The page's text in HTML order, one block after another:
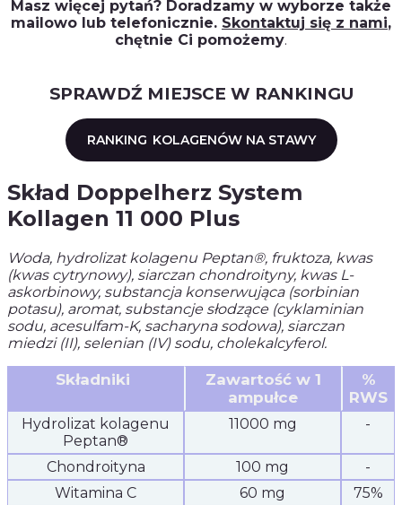
Masz więcej pytań? Doradzamy w wyborze także
mailowo lub telefonicznie. Skontaktuj się z nami,
chętnie Ci pomożemy.
SPRAWDŹ MIEJSCE W RANKINGU
RANKING KOLAGENÓW NA STAWY
Skład Doppelherz System
Kollagen 11 000 Plus
Woda, hydrolizat kolagenu Peptan®, fruktoza, kwas
(kwas cytrynowy), siarczan chondroityny, kwas L-
askorbinowy, substancja konserwująca (sorbinian
potasu), aromat, substancje słodzące (cyklaminian
sodu, acesulfam-K, sacharyna sodowa), siarczan
miedzi (II), selenian (IV) sodu, cholekalcyferol.
Składniki
Zawartość w 1
ampułce
%
RWS
Hydrolizat kolagenu
Peptan®
11000 mg -
Chondroityna 100 mg
-
Witamina C
60 mg
75%